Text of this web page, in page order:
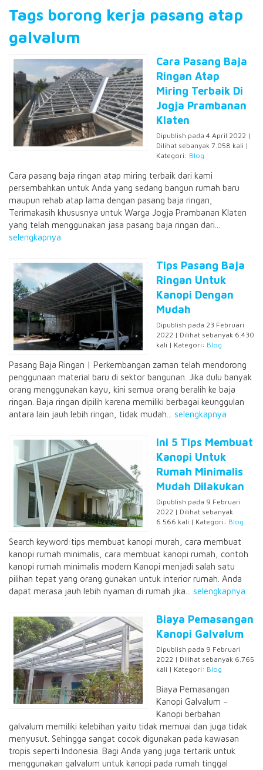
Tags borong kerja pasang atap
galvalum
Cara Pasang Baja
Ringan Atap
Miring Terbaik Di
Jogja Prambanan
Klaten
Dipublish pada 4 April 2022 |
Dilihat sebanyak 7.058 kali |
Kategori: Blog
Cara pasang baja ringan atap miring terbaik dari kami
persembahkan untuk Anda yang sedang bangun rumah baru
maupun rehab atap lama dengan pasang baja ringan,
Terimakasih khususnya untuk Warga Jogja Prambanan Klaten
yang telah menggunakan jasa pasang baja ringan dari...
selengkapnya
Tips Pasang Baja
Ringan Untuk
Kanopi Dengan
Mudah
Dipublish pada 23 Februari
2022 | Dilihat sebanyak 6.430
kali | Kategori: Blog
Pasang Baja Ringan | Perkembangan zaman telah mendorong
penggunaan material baru di sektor bangunan. Jika dulu banyak
orang menggunakan kayu, kini semua orang beralih ke baja
ringan. Baja ringan dipilih karena memiliki berbagai keunggulan
antara lain jauh lebih ringan, tidak mudah... selengkapnya
Ini 5 Tips Membuat
Kanopi Untuk
Rumah Minimalis
Mudah Dilakukan
Dipublish pada 9 Februari
2022 | Dilihat sebanyak
6.566 kali | Kategori: Blog
Search keyword:tips membuat kanopi murah, cara membuat
kanopi rumah minimalis, cara membuat kanopi rumah, contoh
kanopi rumah minimalis modern Kanopi menjadi salah satu
pilihan tepat yang orang gunakan untuk interior rumah. Anda
dapat merasa jauh lebih nyaman di rumah jika... selengkapnya
Biaya Pemasangan
Kanopi Galvalum
Dipublish pada 9 Februari
2022 | Dilihat sebanyak 6.765
kali | Kategori: Blog
Biaya Pemasangan
Kanopi Galvalum –
Kanopi berbahan
galvalum memiliki kelebihan yaitu tidak memuai dan juga tidak
menyusut. Sehingga sangat cocok digunakan pada kawasan
tropis seperti Indonesia. Bagi Anda yang juga tertarik untuk
menggunakan galvalum untuk kanopi pada rumah tinggal